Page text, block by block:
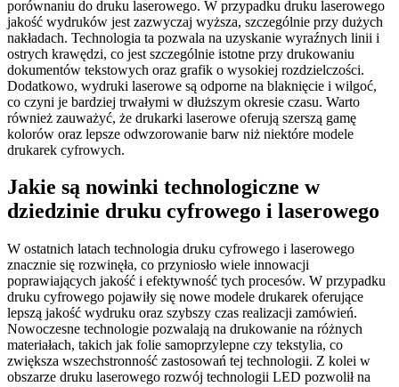
porównaniu do druku laserowego. W przypadku druku laserowego
jakość wydruków jest zazwyczaj wyższa, szczególnie przy dużych
nakładach. Technologia ta pozwala na uzyskanie wyraźnych linii i
ostrych krawędzi, co jest szczególnie istotne przy drukowaniu
dokumentów tekstowych oraz grafik o wysokiej rozdzielczości.
Dodatkowo, wydruki laserowe są odporne na blaknięcie i wilgoć,
co czyni je bardziej trwałymi w dłuższym okresie czasu. Warto
również zauważyć, że drukarki laserowe oferują szerszą gamę
kolorów oraz lepsze odwzorowanie barw niż niektóre modele
drukarek cyfrowych.
Jakie są nowinki technologiczne w
dziedzinie druku cyfrowego i laserowego
W ostatnich latach technologia druku cyfrowego i laserowego
znacznie się rozwinęła, co przyniosło wiele innowacji
poprawiających jakość i efektywność tych procesów. W przypadku
druku cyfrowego pojawiły się nowe modele drukarek oferujące
lepszą jakość wydruku oraz szybszy czas realizacji zamówień.
Nowoczesne technologie pozwalają na drukowanie na różnych
materiałach, takich jak folie samoprzylepne czy tekstylia, co
zwiększa wszechstronność zastosowań tej technologii. Z kolei w
obszarze druku laserowego rozwój technologii LED pozwolił na